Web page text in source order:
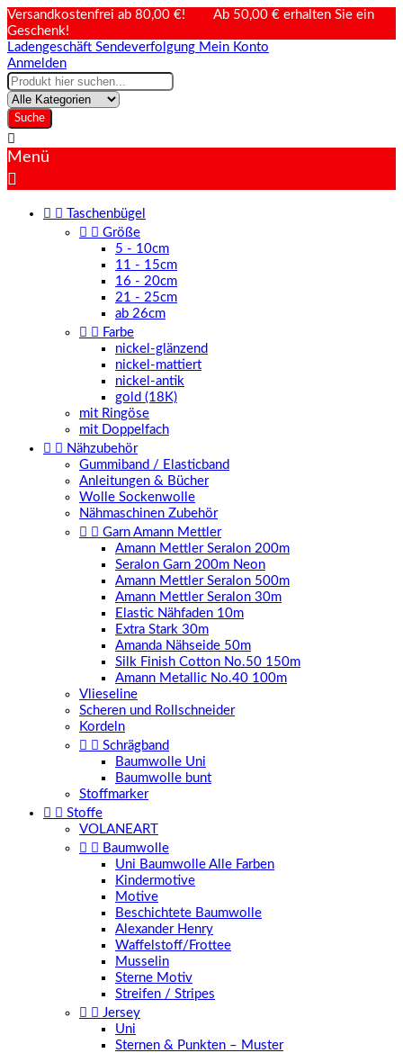
Versandkostenfrei ab 80,00 €! Ab 50,00 € erhalten Sie ein
Geschenk!
Ladengeschäft Sendeverfolgung Mein Konto
Anmelden
Suche

Menü

 
Taschenbügel
  Größe
5 - 10cm
11 - 15cm
16 - 20cm
21 - 25cm
ab 26cm
  Farbe
nickel-glänzend
nickel-mattiert
nickel-antik
gold (18K)
mit Ringöse
mit Doppelfach
  Nähzubehör
Gummiband / Elasticband
Anleitungen & Bücher
Wolle Sockenwolle
Nähmaschinen Zubehör
  Garn Amann Mettler
Amann Mettler Seralon 200m
Seralon Garn 200m Neon
Amann Mettler Seralon 500m
Amann Mettler Seralon 30m
Elastic Nähfaden 10m
Extra Stark 30m
Amanda Nähseide 50m
Silk Finish Cotton No.50 150m
Amann Metallic No.40 100m
Vlieseline
Scheren und Rollschneider
Kordeln
  Schrägband
Baumwolle Uni
Baumwolle bunt
Stoffmarker
  Stoffe
VOLANEART
  Baumwolle
Uni Baumwolle Alle Farben
Kindermotive
Motive
Beschichtete Baumwolle
Alexander Henry
Waffelstoff/Frottee
Musselin
Sterne Motiv
Streifen / Stripes
  Jersey
Uni
Sternen & Punkten – Muster